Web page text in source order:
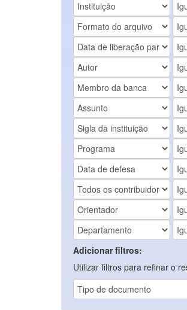
Adicionar filtros:
Utilizar filtros para refinar o